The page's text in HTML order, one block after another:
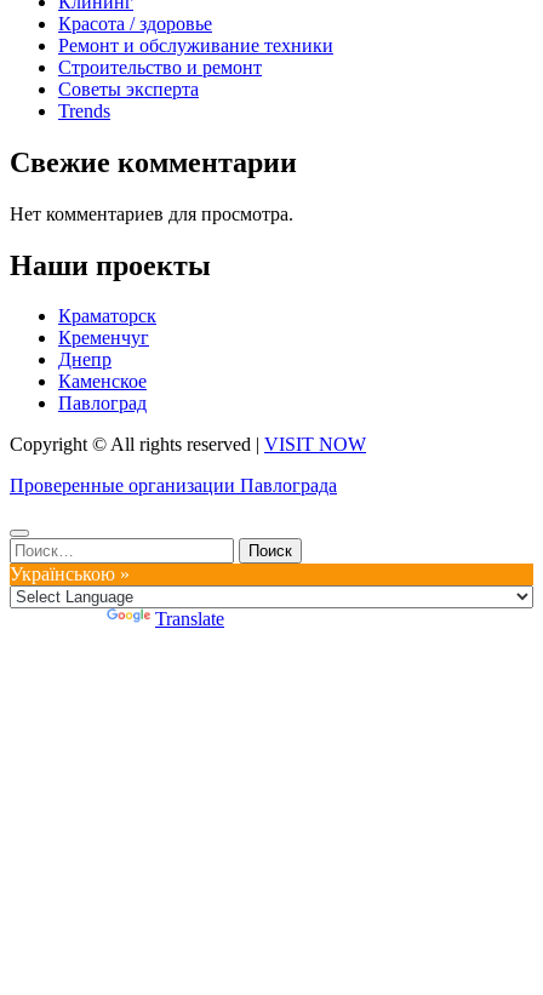
Красота / здоровье
Ремонт и обслуживание техники
Строительство и ремонт
Советы эксперта
Trends
Свежие комментарии
Нет комментариев для просмотра.
Наши проекты
Краматорск
Кременчуг
Днепр
Каменское
Павлоград
Copyright © All rights reserved
VISIT NOW
Проверенные организации Павлограда
Найти:
Українською »
Translate